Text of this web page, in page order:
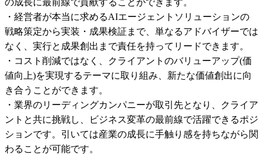
の成長に最前線で貢献することができます。
・経営者が本当に求めるAIエージェントソリューションの
戦略策定から実装・成果検証まで、単なるアドバイザーでは
なく、実行と成果創出まで責任を持ってリードできます。
・コスト削減ではなく、クライアントのバリューアップ(価
値向上)を実現するテーマに取り組み、新たな価値創出に向
き合うことができます。
・業界のリーディングカンパニーが取引先となり、クライア
ントと共に挑戦し、ビジネス変革の最前線で活躍できるポジ
ションです。引いては産業の成長に手触り感を持ちながら関
わることが可能です。